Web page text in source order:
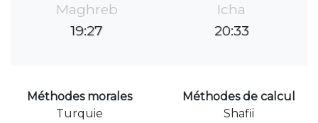
Maghreb
19:27
Icha
20:33
Méthodes morales
Turquie
Méthodes de calcul
Shafii